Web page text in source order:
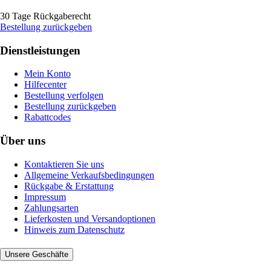
30 Tage Rückgaberecht
Bestellung zurückgeben
Dienstleistungen
Mein Konto
Hilfecenter
Bestellung verfolgen
Bestellung zurückgeben
Rabattcodes
Über uns
Kontaktieren Sie uns
Allgemeine Verkaufsbedingungen
Rückgabe & Erstattung
Impressum
Zahlungsarten
Lieferkosten und Versandoptionen
Hinweis zum Datenschutz
Unsere Geschäfte